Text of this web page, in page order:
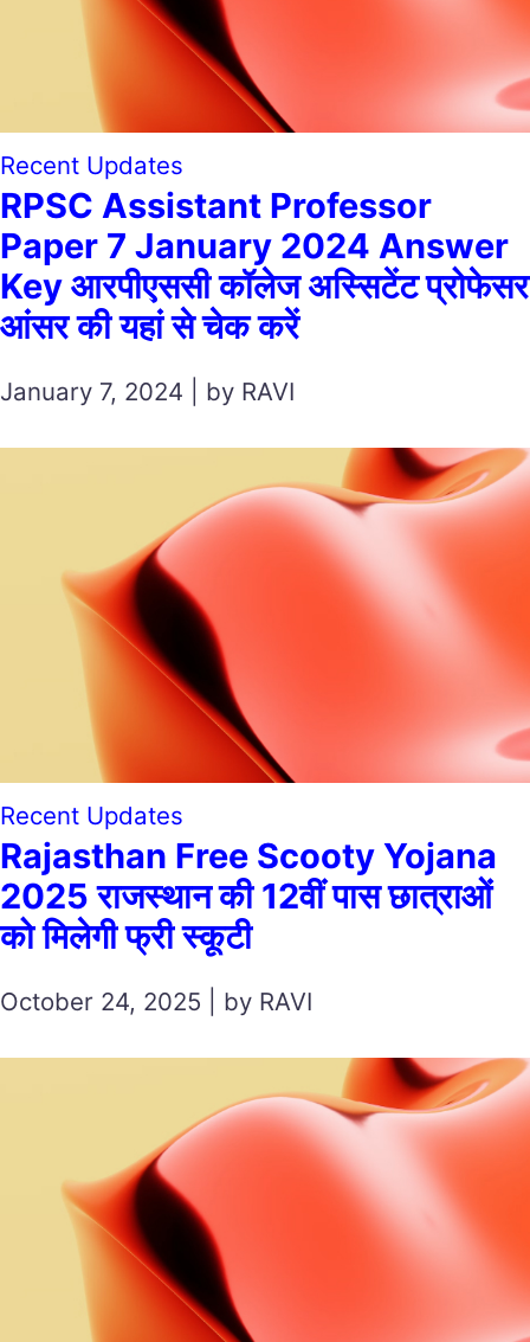
Recent Updates
RPSC Assistant Professor
Paper 7 January 2024 Answer
Key आरपीएससी कॉलेज अस्सिटेंट प्रोफेसर
आंसर की यहां से चेक करें
January 7, 2024 | by RAVI
Recent Updates
Rajasthan Free Scooty Yojana
2025 राजस्थान की 12वीं पास छात्राओं
को मिलेगी फ्री स्कूटी
October 24, 2025 | by RAVI